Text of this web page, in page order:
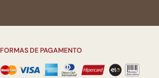
FORMAS DE PAGAMENTO